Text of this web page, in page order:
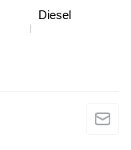
Diesel